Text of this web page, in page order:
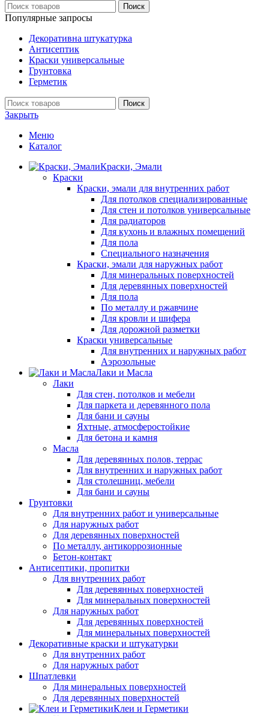
Поиск
Популярные запросы
Декоративна штукатурка
Антисептик
Краски универсальные
Грунтовка
Герметик
Поиск
Закрыть
Меню
Каталог
Краски, Эмали
Краски
Краски, эмали для внутренних работ
Для потолков специализированные
Для стен и потолков универсальные
Для радиаторов
Для кухонь и влажных помещений
Для пола
Специального назначения
Краски, эмали для наружных работ
Для минеральных поверхностей
Для деревянных поверхностей
Для пола
По металлу и ржавчине
Для кровли и шифера
Для дорожной разметки
Краски универсальные
Для внутренних и наружных работ
Аэрозольные
Лаки и Масла
Лаки
Для стен, потолков и мебели
Для паркета и деревянного пола
Для бани и сауны
Яхтные, атмосферостойкие
Для бетона и камня
Масла
Для деревянных полов, террас
Для внутренних и наружных работ
Для столешниц, мебели
Для бани и сауны
Грунтовки
Для внутренних работ и универсальные
Для наружных работ
Для деревянных поверхностей
По металлу, антикоррозионные
Бетон-контакт
Антисептики, пропитки
Для внутренних работ
Для деревянных поверхностей
Для минеральных поверхностей
Для наружных работ
Для деревянных поверхностей
Для минеральных поверхностей
Декоративные краски и штукатурки
Для внутренних работ
Для наружных работ
Шпатлевки
Для минеральных поверхностей
Для деревянных поверхностей
Клеи и Герметики